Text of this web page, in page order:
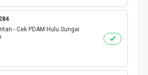
- Cek PDAM Hulu Sungai